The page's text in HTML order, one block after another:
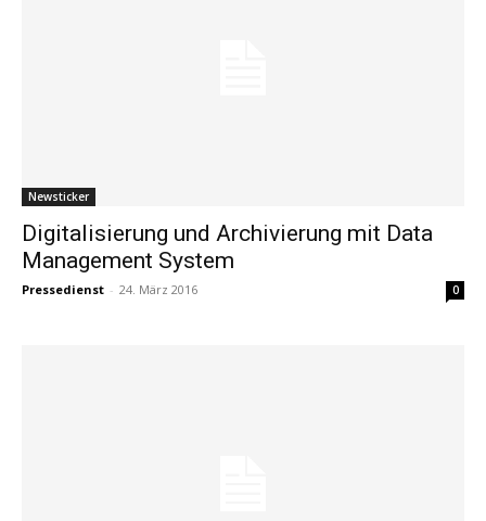
Newsticker
Digitalisierung und Archivierung mit Data
Management System
Pressedienst - 24. März 2016 0